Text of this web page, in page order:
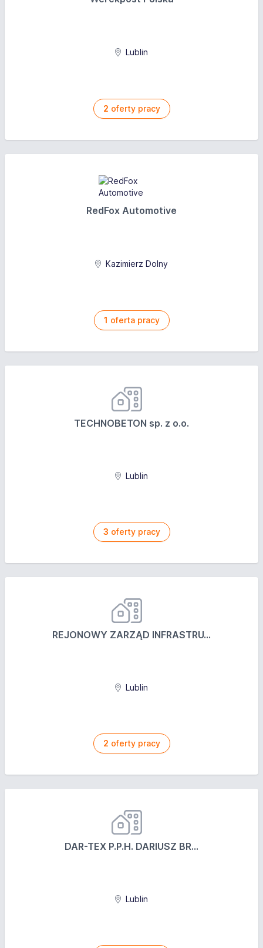
Lublin
2 oferty pracy
RedFox Automotive
Kazimierz Dolny
1 oferta pracy
TECHNOBETON sp. z o.o.
Lublin
3 oferty pracy
REJONOWY ZARZĄD INFRASTRU...
Lublin
2 oferty pracy
DAR-TEX P.P.H. DARIUSZ BR...
Lublin